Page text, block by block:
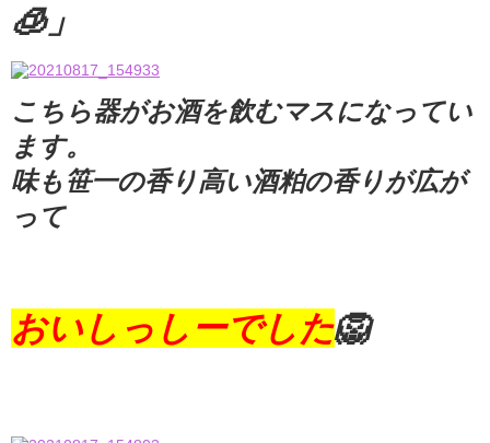
🧊」
こちら器がお酒を飲むマスになってい
ます。
味も笹一の香り高い酒粕の香りが広が
って
おいしっしーでした🦁